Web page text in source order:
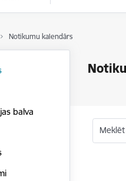
Notikumu kalendārs
balva